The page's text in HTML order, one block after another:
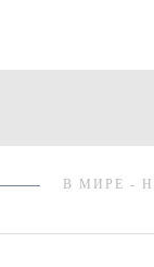
В МИРЕ -